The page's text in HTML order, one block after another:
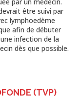
être suivi par
lymphoedème
afin de débuter
infection de la
dès que possible.
(TVP)